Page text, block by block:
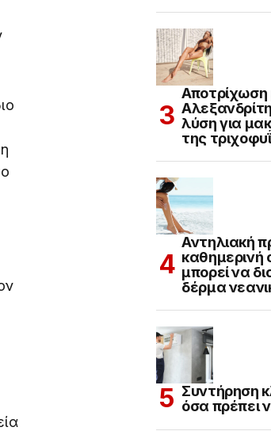
Αποτρίχωση
λύση για
της
Αντηλιακή
καθημερινή
μπορεί να
δέρμα
Συντήρηση
όσα πρέπει